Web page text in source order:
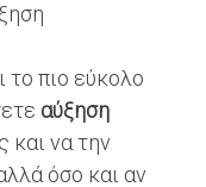
το πιο εύκολο
αύξηση
και να την
όσο και αν